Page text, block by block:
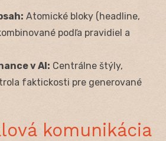
Atomické bloky (headline,
podľa pravidiel a
v AI: Centrálne štýly,
faktickosti pre generované
komunikácia